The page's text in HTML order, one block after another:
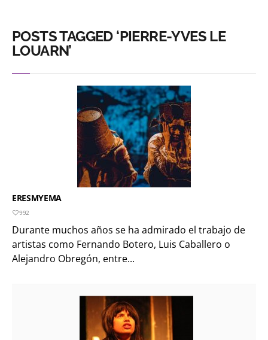
POSTS TAGGED ‘PIERRE-YVES LE
LOUARN’
ERESMYEMA
992
Durante muchos años se ha admirado el trabajo de
artistas como Fernando Botero, Luis Caballero o
Alejandro Obregón, entre...